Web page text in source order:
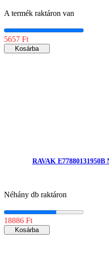
A termék raktáron van
5657 Ft
Kosárba
RAVAK
Néhány db raktáron
18886 Ft
Kosárba